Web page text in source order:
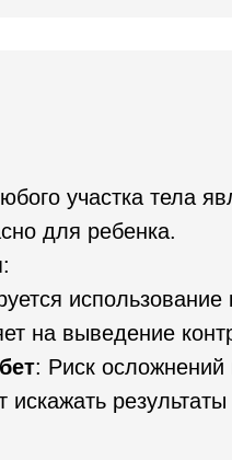
участка тела
для ребенка.
использование
на выведение
: Риск осложнений
искажать результаты